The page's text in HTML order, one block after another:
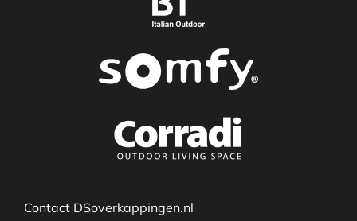
Contact DSoverkappingen.nl